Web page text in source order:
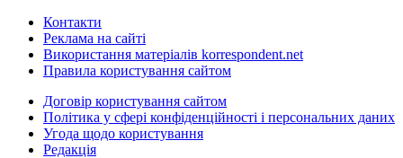
Контакти
Реклама на сайті
Використання матеріалів korrespondent.net
Правила користування сайтом
Договір користування сайтом
Політика у сфері конфіденційності і персональних даних
Угода щодо користування
Редакція